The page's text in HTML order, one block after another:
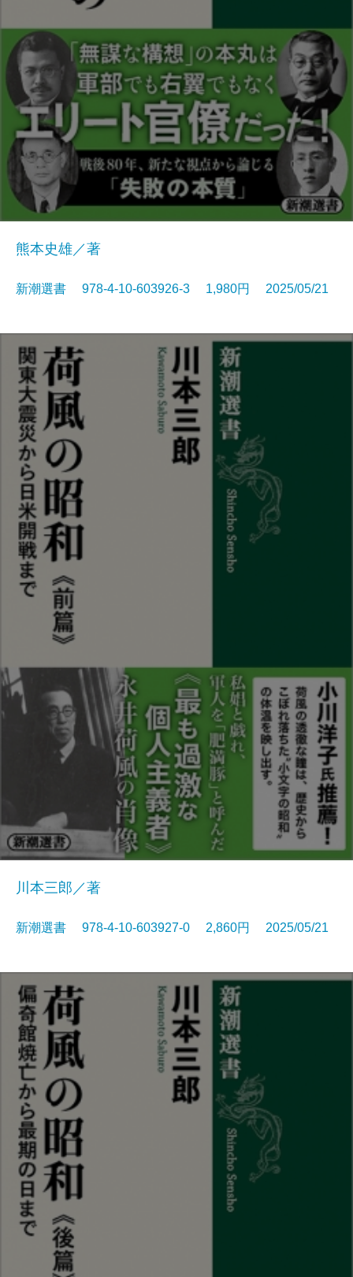
熊本史雄／著
新潮選書 978-4-10-603926-3 1,980円 2025/05/21
川本三郎／著
新潮選書 978-4-10-603927-0 2,860円 2025/05/21